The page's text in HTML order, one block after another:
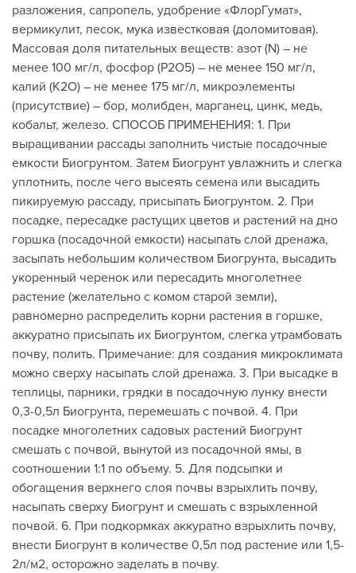
разложения, сапропель, удобрение «ФлорГумат»,
вермикулит, песок, мука известковая (доломитовая).
Массовая доля питательных веществ: азот (N) – не
менее 100 мг/л, фосфор (Р2О5) – не менее 150 мг/л,
калий (К2О) – не менее 175 мг/л, микроэлементы
(присутствие) – бор, молибден, марганец, цинк, медь,
кобальт, железо. СПОСОБ ПРИМЕНЕНИЯ: 1. При
выращивании рассады заполнить чистые посадочные
емкости Биогрунтом. Затем Биогрунт увлажнить и слегка
уплотнить, после чего высеять семена или высадить
пикируемую рассаду, присыпать Биогрунтом. 2. При
посадке, пересадке растущих цветов и растений на дно
горшка (посадочной емкости) насыпать слой дренажа,
засыпать небольшим количеством Биогрунта, высадить
укоренный черенок или пересадить многолетнее
растение (желательно с комом старой земли),
равномерно распределить корни растения в горшке,
аккуратно присыпать их Биогрунтом, слегка утрамбовать
почву, полить. Примечание: для создания микроклимата
можно сверху насыпать слой дренажа. 3. При высадке в
теплицы, парники, грядки в посадочную лунку внести
0,3-0,5л Биогрунта, перемешать с почвой. 4. При
посадке многолетних садовых растений Биогрунт
смешать с почвой, вынутой из посадочной ямы, в
соотношении 1:1 по объему. 5. Для подсыпки и
обогащения верхнего слоя почвы взрыхлить почву,
насыпать сверху Биогрунт и смешать с взрыхленной
почвой. 6. При подкормках аккуратно взрыхлить почву,
внести Биогрунт в количестве 0,5л под растение или 1,5-
2л/м2, осторожно заделать в почву.